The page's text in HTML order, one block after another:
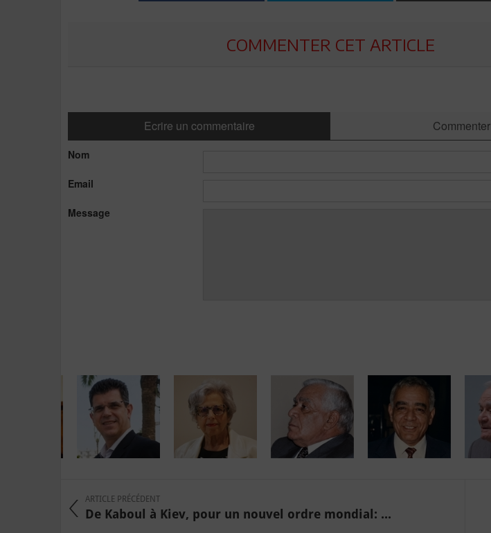
COMMENTER CET ARTICLE
Ecrire un commentaire Commenter
Nom
Email
Message
ARTICLE PRÉCÉDENT
De Kaboul à Kiev, pour un nouvel ordre mondial: ...